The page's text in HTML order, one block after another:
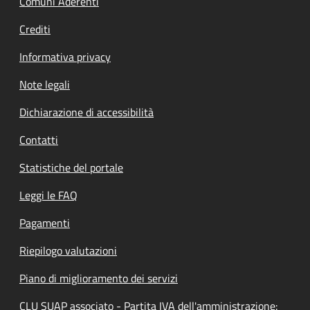
Crediti
Informativa privacy
Note legali
Dichiarazione di accessibilità
Contatti
Statistiche del portale
Leggi le FAQ
Pagamenti
Riepilogo valutazioni
Piano di miglioramento dei servizi
CLU SUAP associato - Partita IVA dell'amministrazione: